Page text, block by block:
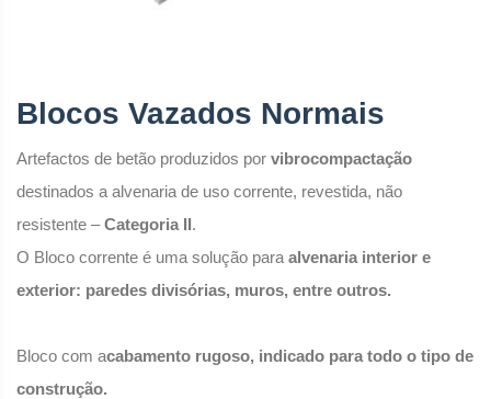
Blocos Vazados Normais
Artefactos de betão produzidos por vibrocompactação
destinados a alvenaria de uso corrente, revestida, não
resistente –Categoria II.
O Bloco corrente é uma solução para alvenaria interior e
exterior: paredes divisórias, muros, entre outros.
Bloco com acabamento rugoso, indicado para todo o tipo de
construção.